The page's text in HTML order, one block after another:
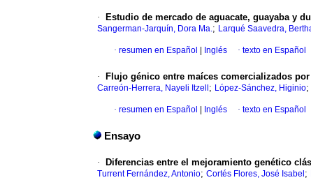
· Estudio de mercado de aguacate, guayaba y
Sangerman-Jarquín, Dora Ma.; Larqué Saavedra,
· resumen en Español Inglés · texto en Español
· Flujo génico entre maíces comercializados
Carreón-Herrera, Nayeli Itzell ; López-Sánchez, Higinio;
· resumen en Español Inglés · texto en Español
Ensayo
· Diferencias entre el mejoramiento genético
Turrent Fernández, Antonio; Cortés Flores, José Isabel ;